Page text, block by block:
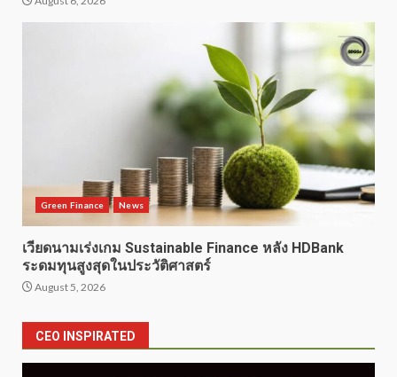
Green Finance News
เวียดนามเร่งเกม Sustainable Finance หลัง HDBank
ระดมทุนสูงสุดในประวัติศาสตร์
August 5, 2026
CEO INSPIRATED